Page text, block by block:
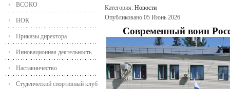
ВСОКО
НОК
Приказы директора
Инновационная деятельность
Наставничество
Студенческий спортивный клуб
Категория: Новости
Опубликовано 05 Июнь 2026
Современный воин